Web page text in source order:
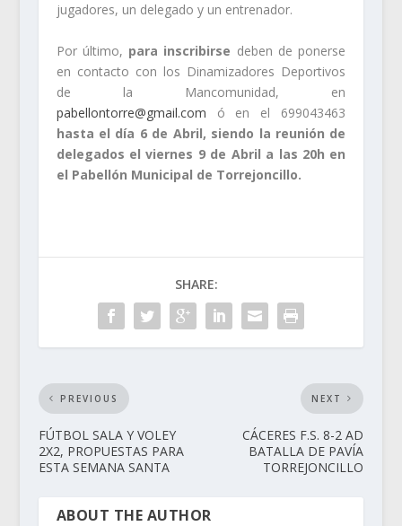
jugadores, un delegado y un entrenador.
Por último, para inscribirse deben de ponerse
en contacto con los Dinamizadores Deportivos
de la Mancomunidad, en
pabellontorre@gmail.com ó en el 699043463
hasta el día 6 de Abril, siendo la reunión de
delegados el viernes 9 de Abril a las 20h en
el Pabellón Municipal de Torrejoncillo.
SHARE:
PREVIOUS
FÚTBOL SALA Y VOLEY
2X2, PROPUESTAS PARA
ESTA SEMANA SANTA
NEXT
CÁCERES F.S. 8-2 AD
BATALLA DE PAVÍA
TORREJONCILLO
ABOUT THE AUTHOR